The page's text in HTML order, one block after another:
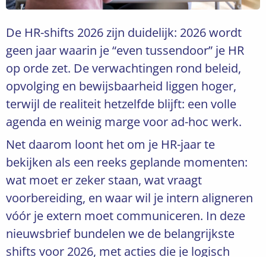
De HR-shifts 2026 zijn duidelijk: 2026 wordt
geen jaar waarin je “even tussendoor” je HR
op orde zet. De verwachtingen rond beleid,
opvolging en bewijsbaarheid liggen hoger,
terwijl de realiteit hetzelfde blijft: een volle
agenda en weinig marge voor ad-hoc werk.
Net daarom loont het om je HR-jaar te
bekijken als een reeks geplande momenten:
wat moet er zeker staan, wat vraagt
voorbereiding, en waar wil je intern aligneren
vóór je extern moet communiceren. In deze
nieuwsbrief bundelen we de belangrijkste
shifts voor 2026, met acties die je logisch